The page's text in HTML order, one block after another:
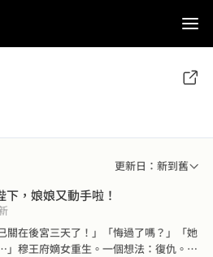
更新日：新到舊
下，娘娘又動手啦！
關在後宮三天了！」「悔過了嗎？」「她
穆王府嫡女重生。一個想法：復仇。一